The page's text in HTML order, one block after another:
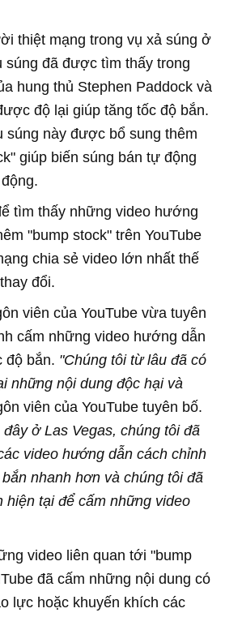
thiệt mạng trong vụ xả súng ở
súng đã được tìm thấy trong
hung thủ Stephen Paddock và
độ lại giúp tăng tốc độ bắn.
súng này được bổ sung thêm
giúp biến súng bán tự động
tìm thấy những video hướng
"bump stock" trên YouTube
chia sẻ video lớn nhất thế
đổi.
viên của YouTube vừa tuyên
cấm những video hướng dẫn
độ bắn. "Chúng tôi từ lâu đã có
những nội dung độc hại và
viên của YouTube tuyên bố.
ở Las Vegas, chúng tôi đã
video hướng dẫn cách chỉnh
nhanh hơn và chúng tôi đã
hiện tại để cấm những video
video liên quan tới "bump
đã cấm những nội dung có
lực hoặc khuyến khích các